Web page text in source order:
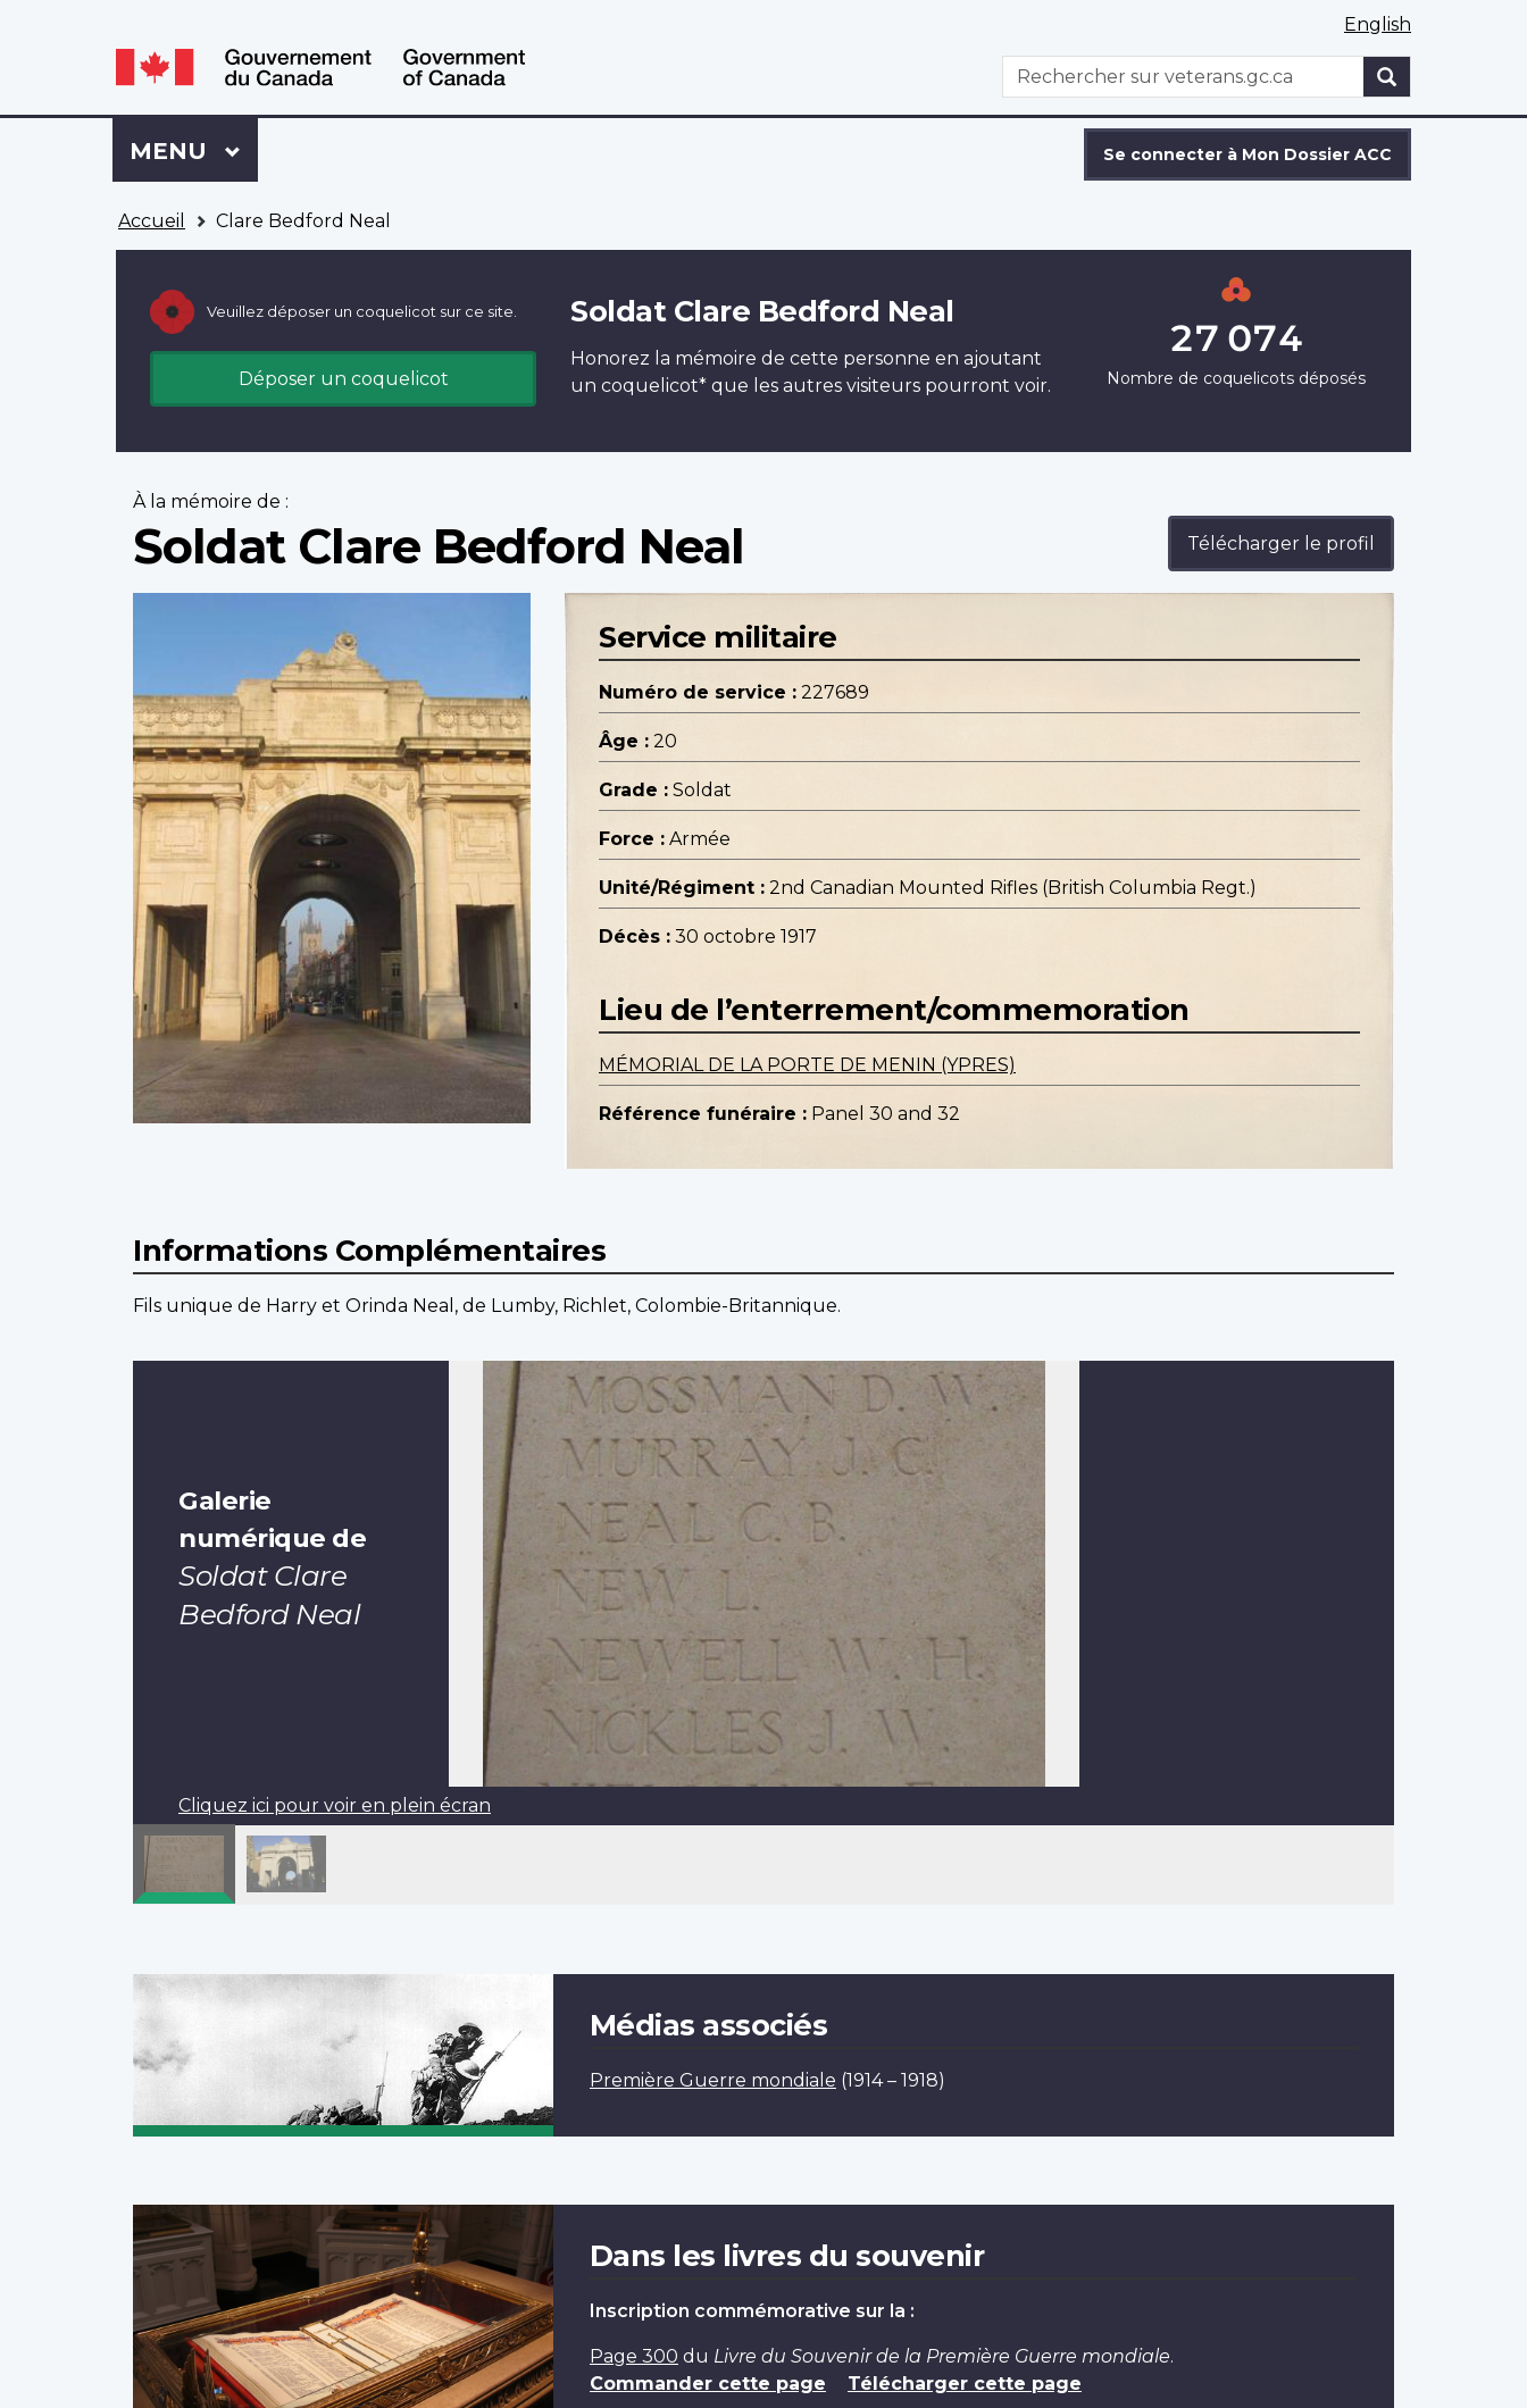
Language
switcher
Language
switcher
English
WxT
Search
Rechercher
Se
connecter
à
Dossier
Se connecter à Mon Dossier ACC
Menu
MENU PRINCIPAL
Accueil Clare Bedford Neal
Veuillez déposer un coquelicot sur ce site.
Déposer un coquelicot
Soldat Clare Bedford Neal
Honorez la mémoire de cette personne en ajoutant
un coquelicot* que les autres visiteurs pourront voir.
27 074
Nombre de coquelicots déposés
À la mémoire de :
Soldat Clare Bedford Neal Télécharger le profil
Service militaire
Numéro de service : 227689
Âge : 20
Grade : Soldat
Force : Armée
Unité/Régiment : 2nd Canadian Mounted Rifles (British Columbia Regt.)
Décès : 30 octobre 1917
Lieu de l’enterrement/commemoration
MÉMORIAL DE LA PORTE DE MENIN (YPRES)
Référence funéraire : Panel 30 and 32
Informations Complémentaires
Fils unique de Harry et Orinda Neal, de Lumby, Richlet, Colombie-Britannique.
Galerie
numérique de
Soldat Clare
Bedford Neal
Cliquez ici pour voir en plein écran
Médias associés
Première Guerre mondiale (1914 – 1918)
Dans les livres du souvenir
Inscription commémorative sur la :
Page 300 du Livre du Souvenir de la Première Guerre mondiale.
Commander cette page
Télécharger cette page